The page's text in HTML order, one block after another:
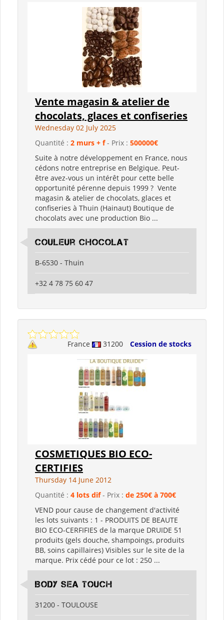
Vente magasin & atelier de
chocolats, glaces et confiseries
Wednesday 02 July 2025
Quantité : 2 murs + f- Prix : 500000€
Suite à notre développement en France, nous
cédons notre entreprise en Belgique. Peut-
être avez-vous un intérêt pour cette belle
opportunité pérenne depuis 1999 ? Vente
magasin & atelier de chocolats, glaces et
confiseries à Thuin (Hainaut) Boutique de
chocolats avec une production Bio ...
Couleur Chocolat
B-6530 - Thuin
+32 4 78 75 60 47
France 31200 Cession de stocks
COSMETIQUES BIO ECO-
CERTIFIES
Thursday 14 June 2012
Quantité : 4 lots dif- Prix : de 250€ à 700€
VEND pour cause de changement d'activité
les lots suivants : 1 - PRODUITS DE BEAUTE
BIO ECO-CERFIFIES de la marque DRUIDE 51
produits (gels douche, shampoings, produits
BB, soins capillaires) Visibles sur le site de la
marque. Prix cédé pour ce lot : 250 ...
BODY SEA TOUCH
31200 - TOULOUSE